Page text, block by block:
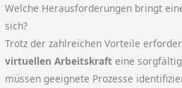
Welche Herausforderungen bringt
sich?
Trotz der zahlreichen Vorteile
virtuellen Arbeitskraft eine
müssen geeignete Prozesse